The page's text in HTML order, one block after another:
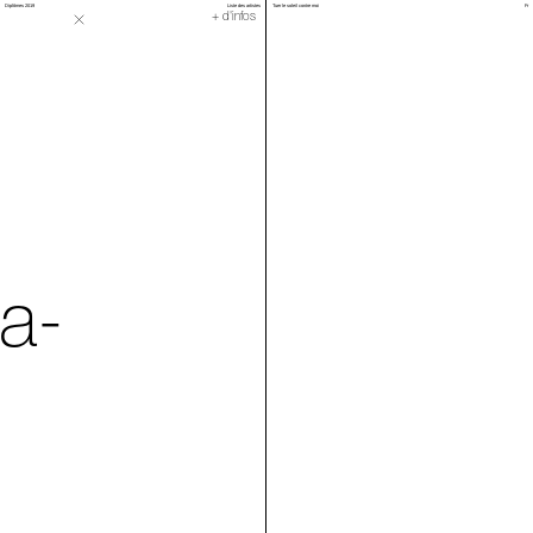
Diplômes 2019 Liste des artistes Tuer le soleil contre moi Fr
+ d'infos